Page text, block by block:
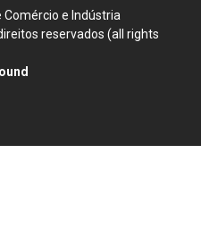
e Indústria
reservados (all rights